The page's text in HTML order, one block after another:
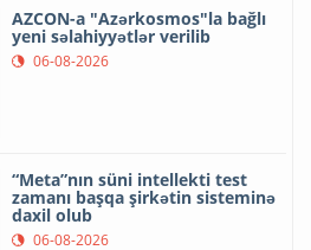
AZCON-a "Azərkosmos"la bağlı
yeni səlahiyyətlər verilib
06-08-2026
“Meta”nın süni intellekti test
zamanı başqa şirkətin sisteminə
daxil olub
06-08-2026